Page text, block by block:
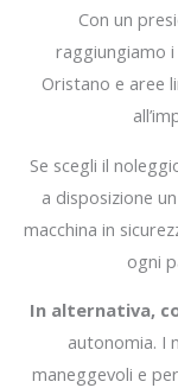
Con un
raggiungiamo
Oristano e aree
Se scegli il
a disposizione
macchina in
ogni
In alternativa,
autonomia. I
maneggevoli e